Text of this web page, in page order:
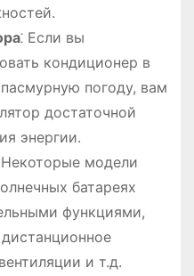
⁚ Если вы
кондиционер в
погоду, вам
достаточной
энергии.
Некоторые модели
батареях
функциями,
и т.д.